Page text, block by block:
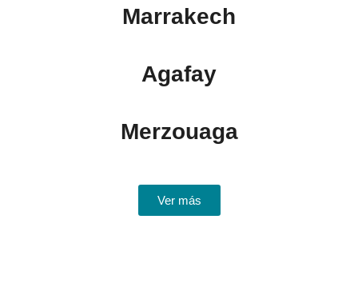
Marrakech
Agafay
Merzouaga
Ver más